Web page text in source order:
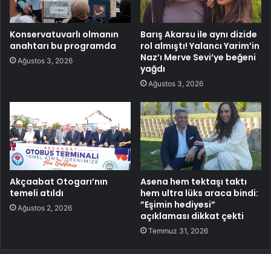
Konservatuvarlı olmanın
anahtarı bu programda
Ağustos 3, 2026
Barış Akarsu ile aynı dizide
rol almıştı! Yalancı Yarim’in
Naz’ı Merve Sevi’ye beğeni
yağdı
Ağustos 3, 2026
Akçaabat Otogarı’nın
temeli atıldı
Ağustos 2, 2026
Asena hem tektaşı taktı
hem ultra lüks araca bindi:
”Eşimin hediyesi”
açıklaması dikkat çekti
Temmuz 31, 2026